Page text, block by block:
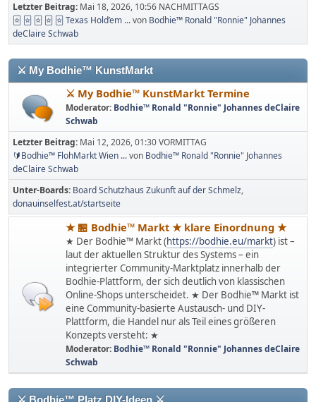
Letzter Beitrag: Mai 18, 2026, 10:56 NACHMITTAGS
🃟 🃟 🃟 🃟 🃟 Texas Hold’em ...von Bodhie™ Ronald "Ronnie" Johannes
deClaire Schwab
⚔ My Bodhie™ KunstMarkt
⚔ My Bodhie™ KunstMarkt Termine
Moderator: Bodhie™ Ronald "Ronnie" Johannes deClaire
Schwab
Letzter Beitrag: Mai 12, 2026, 01:30 VORMITTAG
🔰Bodhie™ FlohMarkt Wien ...von Bodhie™ Ronald "Ronnie" Johannes
deClaire Schwab
Unter-Boards Board Schutzhaus Zukunft auf der Schmelz
donauinselfest.at/startseite
★ 🏪 Bodhie™ Markt ★ klare Einordnung ★
★ Der Bodhie™ Markt (https://bodhie.eu/markt) ist –
laut der aktuellen Struktur des Systems – ein
integrierter Community-Marktplatz innerhalb der
Bodhie-Plattform, der sich deutlich von klassischen
Online-Shops unterscheidet. ★ Der Bodhie™ Markt ist
eine Community-basierte Austausch- und DIY-
Plattform, die Handel nur als Teil eines größeren
Konzepts versteht: ★
Moderator: Bodhie™ Ronald "Ronnie" Johannes deClaire
Schwab